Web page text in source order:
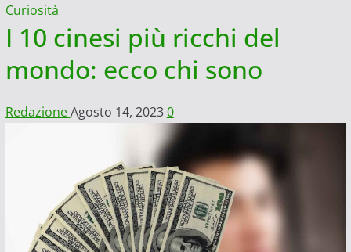
Curiosità
I 10 cinesi più ricchi del
mondo: ecco chi sono
RedazioneAgosto 14, 20230